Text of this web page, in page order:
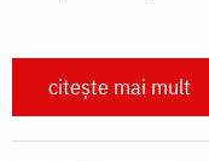
citește mai mult